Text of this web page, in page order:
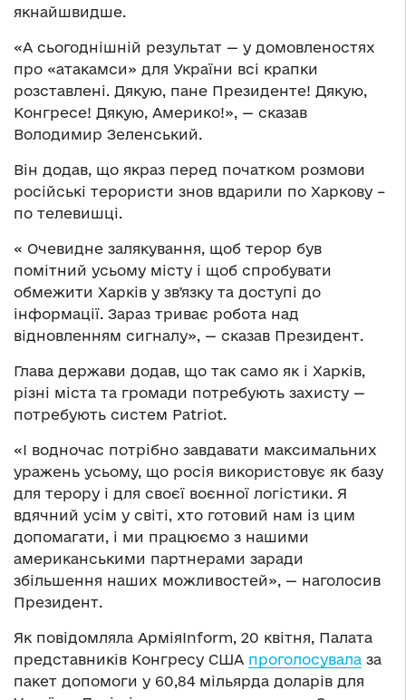
якнайшвидше.
«А сьогоднішній результат — у домовленостях
про «атакамси» для України всі крапки
розставлені. Дякую, пане Президенте! Дякую,
Конгресе! Дякую, Америко!», — сказав
Володимир Зеленський.
Він додав, що якраз перед початком розмови
російські терористи знов вдарили по Харкову –
по телевишці.
« Очевидне залякування, щоб терор був
помітний усьому місту і щоб спробувати
обмежити Харків у звʼязку та доступі до
інформації. Зараз триває робота над
відновленням сигналу», — сказав Президент.
Глава держави додав, що так само як і Харків,
різні міста та громади потребують захисту —
потребують систем Patriot.
«І водночас потрібно завдавати максимальних
уражень усьому, що росія використовує як базу
для терору і для своєї воєнної логістики. Я
вдячний усім у світі, хто готовий нам із цим
допомагати, і ми працюємо з нашими
американськими партнерами заради
збільшення наших можливостей», — наголосив
Президент.
Як повідомляла АрміяInform, 20 квітня, Палата
представників Конгресу США проголосувала за
пакет допомоги у 60,84 мільярда доларів для